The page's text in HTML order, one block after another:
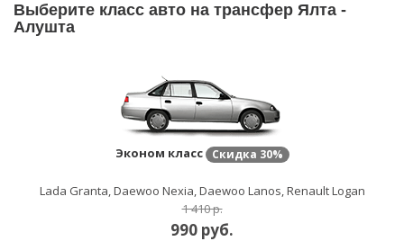
Выберите класс авто на трансфер Ялта -
Алушта
Эконом класс Скидка 30%
Lada Granta, Daewoo Nexia, Daewoo Lanos, Renault Logan
1 410 р.
990 руб.